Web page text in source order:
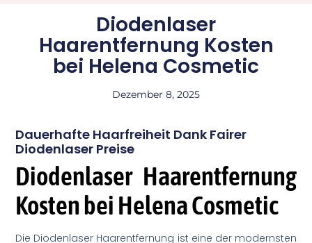
Diodenlaser
Haarentfernung Kosten
bei Helena Cosmetic
Dezember 8, 2025
Dauerhafte Haarfreiheit Dank Fairer
Diodenlaser Preise
Diodenlaser Haarentfernung
Kosten bei Helena Cosmetic
Die Diodenlaser Haarentfernung ist eine der modernsten